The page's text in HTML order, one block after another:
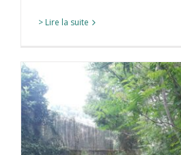
> Lire la suite